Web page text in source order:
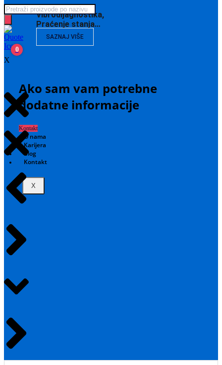
Vibrodijagnostika,
Praćenje stanja…
SAZNAJ VIŠE
Ako sam vam potrebne
dodatne informacije
Kontakt
O nama
Karijera
Blog
Kontakt
X
Products
search
0
X